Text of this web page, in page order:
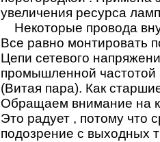
увеличения ресурса
Некоторые провода
Все равно монтировать
Цепи сетевого
промышленной
(Витая пара). Как
Обращаем внимание на
Это радует , потому что
подозрение с выходных